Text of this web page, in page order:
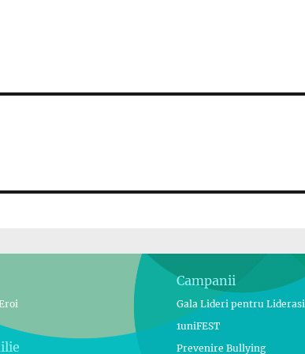
Campanii
Gala Lideri pentru Liderasi
1uniFEST
Prevenire Bullying